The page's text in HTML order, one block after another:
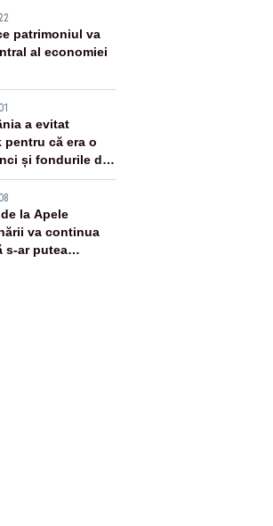
patrimoniul va
al economiei
a evitat
pentru că era o
și fondurile de
la Apele
va continua
s-ar putea